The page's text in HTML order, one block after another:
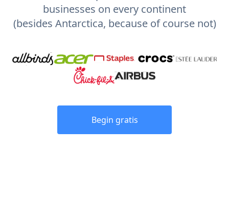
businesses on every continent
(besides Antarctica, because of course not)
Begin gratis